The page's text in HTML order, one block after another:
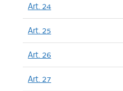
Art. 24
Art. 25
Art. 26
Art. 27